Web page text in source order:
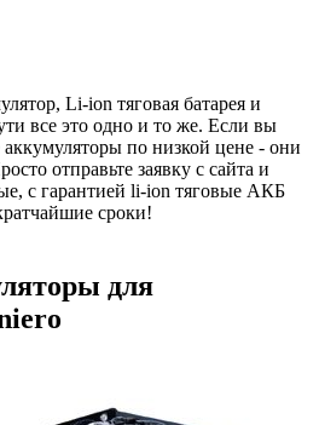
Li-ion тяговая батарея и
все это одно и то же. Если вы
по низкой цене - они
отправьте заявку с сайта и
с гарантией li-ion тяговые АКБ
сроки!
для